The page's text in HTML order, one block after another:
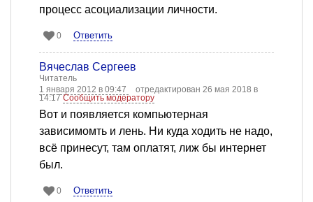
процесс асоциализации личности.
0 Ответить
Вячеслав Сергеев
Читатель
1 января 2012 в 09:47
отредактирован 26 мая 2018 в
14:17Сообщить модератору
Вот и появляется компьютерная
зависимомть и лень. Ни куда ходить не надо,
всё принесут, там оплатят, лиж бы интернет
был.
0 Ответить